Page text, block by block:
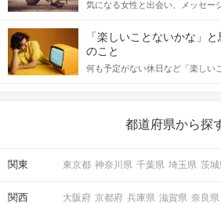
記事では、女性が話しかけて欲し
合にどのような行動に繋げるべ
気になる女性と出会い、メッセー
しかし、中には「どう誘ったら
っしゃるのではないでしょうか。
送るLINEでのデートの誘い方のコ
えながら解説するので、ぜひ参考
「楽しいことないかな」
のこと
何も予定がない休日など「楽しい
の楽しいことアイデアを集めまし
都道府県から探
関東 東京都 神奈川県 千葉県 埼玉県 茨
関西 大阪府 京都府 兵庫県 滋賀県 奈良県